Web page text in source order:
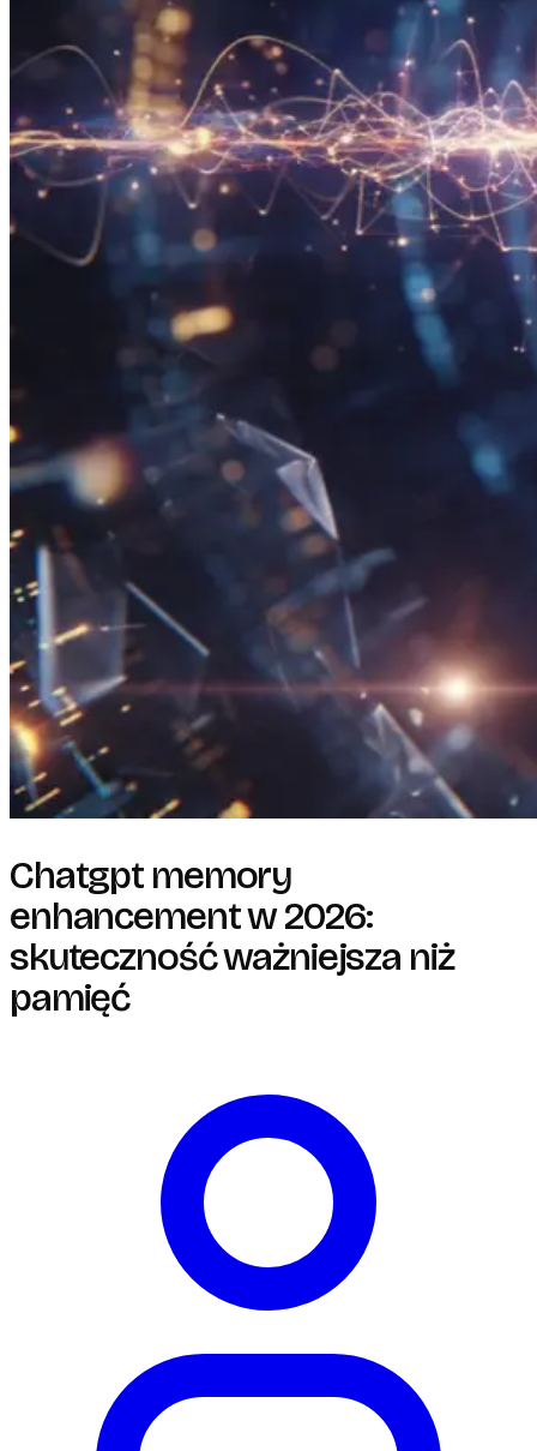
Chatgpt memory
enhancement w 2026:
skuteczność ważniejsza niż
pamięć